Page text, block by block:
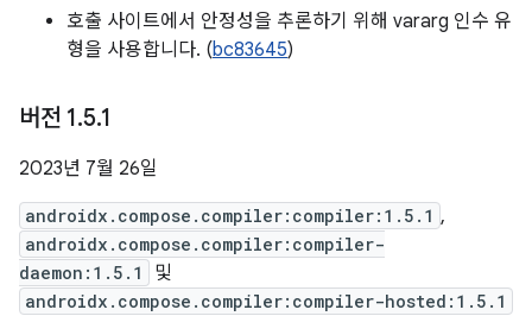
호출 사이트에서 안정성을 추론하기 위해 vararg 인수 유
형을 사용합니다. (bc83645)
버전 1.5.1
2023년 7월 26일
androidx.compose.compiler:compiler:1.5.1 ,
androidx.compose.compiler:compiler-
daemon:1.5.1
및
androidx.compose.compiler:compiler-hosted:1.5.1